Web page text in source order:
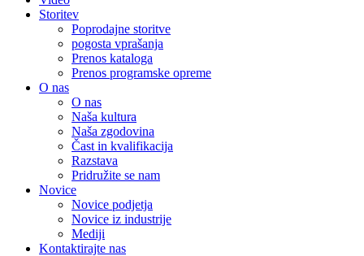
Storitev
Poprodajne storitve
pogosta vprašanja
Prenos kataloga
Prenos programske opreme
O nas
O nas
Naša kultura
Naša zgodovina
Čast in kvalifikacija
Razstava
Pridružite se nam
Novice
Novice podjetja
Novice iz industrije
Mediji
Kontaktirajte nas